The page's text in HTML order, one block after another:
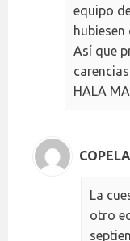
equipo
Así que
HALA
La
otro